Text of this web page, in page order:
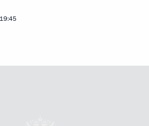
19:45